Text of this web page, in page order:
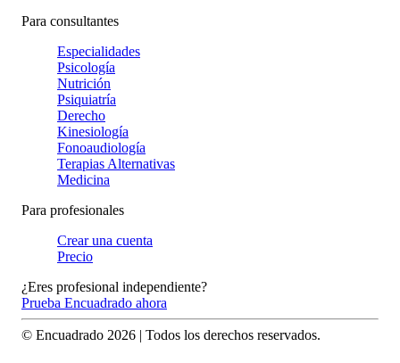
Para consultantes
Especialidades
Psicología
Nutrición
Psiquiatría
Derecho
Kinesiología
Fonoaudiología
Terapias Alternativas
Medicina
Para profesionales
Crear una cuenta
Precio
¿Eres profesional independiente?
Prueba Encuadrado ahora
© Encuadrado 2026 | Todos los derechos reservados.